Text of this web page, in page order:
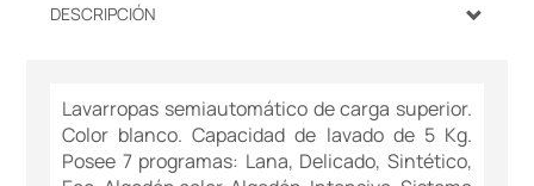
DESCRIPCIÓN
Lavarropas semiautomático de carga superior.
Color blanco. Capacidad de lavado de 5 Kg.
Posee 7 programas: Lana, Delicado, Sintético,